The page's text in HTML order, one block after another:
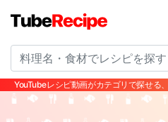
YouTubeレシピ動画がカテゴリで探せる